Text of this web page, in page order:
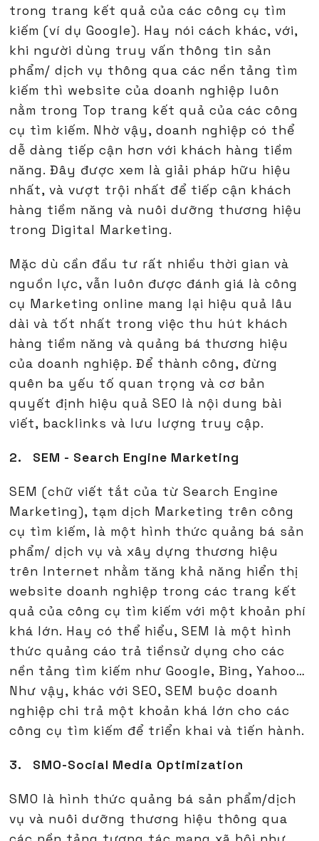
trong trang kết quả của các công cụ tìm
kiếm (ví dụ Google). Hay nói cách khác, với,
khi người dùng truy vấn thông tin sản
phẩm/ dịch vụ thông qua các nền tảng tìm
kiếm thì website của doanh nghiệp luôn
nằm trong Top trang kết quả của các công
cụ tìm kiếm. Nhờ vậy, doanh nghiệp có thể
dễ dàng tiếp cận hơn với khách hàng tiềm
năng. Đây được xem là giải pháp hữu hiệu
nhất, và vượt trội nhất để tiếp cận khách
hàng tiềm năng và nuôi dưỡng thương hiệu
trong Digital Marketing.
Mặc dù cần đầu tư rất nhiều thời gian và
nguồn lực, vẫn luôn được đánh giá là công
cụ Marketing online mang lại hiệu quả lâu
dài và tốt nhất trong việc thu hút khách
hàng tiềm năng và quảng bá thương hiệu
của doanh nghiệp. Để thành công, đừng
quên ba yếu tố quan trọng và cơ bản
quyết định hiệu quả SEO là nội dung bài
viết, backlinks và lưu lượng truy cập.
2. SEM - Search Engine Marketing
SEM (chữ viết tắt của từ Search Engine
Marketing), tạm dịch Marketing trên công
cụ tìm kiếm, là một hình thức quảng bá sản
phẩm/ dịch vụ và xây dựng thương hiệu
trên Internet nhằm tăng khả năng hiển thị
website doanh nghiệp trong các trang kết
quả của công cụ tìm kiếm với một khoản phí
khá lớn. Hay có thể hiểu, SEM là một hình
thức quảng cáo trả tiềnsử dụng cho các
nền tảng tìm kiếm như Google, Bing, Yahoo…
Như vậy, khác với SEO, SEM buộc doanh
nghiệp chi trả một khoản khá lớn cho các
công cụ tìm kiếm để triển khai và tiến hành.
3. SMO-Social Media Optimization
SMO là hình thức quảng bá sản phẩm/dịch
vụ và nuôi dưỡng thương hiệu thông qua